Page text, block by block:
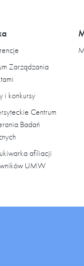
Zarządzania
i konkursy
Centrum
Badań
afiliacji
UMW